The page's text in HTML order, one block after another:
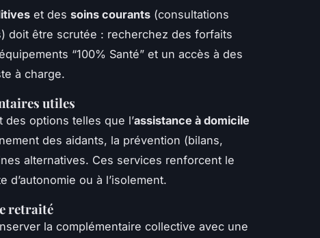
et des soins courants (consultations
doit être scrutée : recherchez des forfaits
“100% Santé” et un accès à des
à charge.
utiles
options telles que l’assistance à domicile
des aidants, la prévention (bilans,
alternatives. Ces services renforcent le
ou à l’isolement.
retraité
la complémentaire collective avec une